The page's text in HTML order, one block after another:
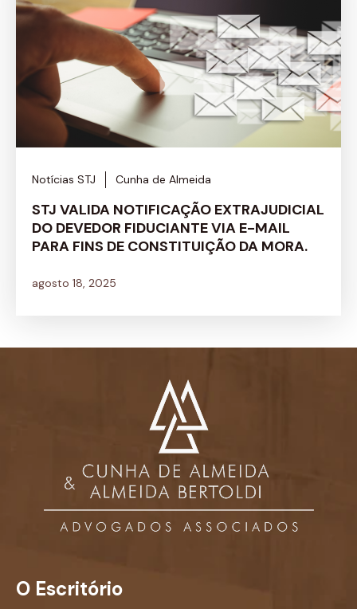
Notícias STJ Cunha de Almeida
STJ VALIDA NOTIFICAÇÃO EXTRAJUDICIAL
DO DEVEDOR FIDUCIANTE VIA E-MAIL
PARA FINS DE CONSTITUIÇÃO DA MORA.
agosto 18, 2025
O Escritório